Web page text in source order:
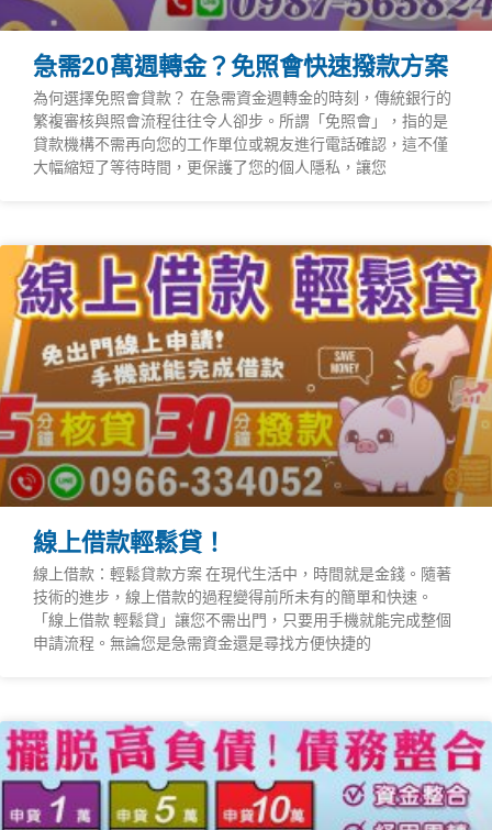
急需20萬週轉金？免照會快速撥款方案
為何選擇免照會貸款？ 在急需資金週轉金的時刻，傳統銀行的
繁複審核與照會流程往往令人卻步。所謂「免照會」，指的是
貸款機構不需再向您的工作單位或親友進行電話確認，這不僅
大幅縮短了等待時間，更保護了您的個人隱私，讓您
線上借款輕鬆貸！
線上借款：輕鬆貸款方案 在現代生活中，時間就是金錢。隨著
技術的進步，線上借款的過程變得前所未有的簡單和快速。
「線上借款 輕鬆貸」讓您不需出門，只要用手機就能完成整個
申請流程。無論您是急需資金還是尋找方便快捷的